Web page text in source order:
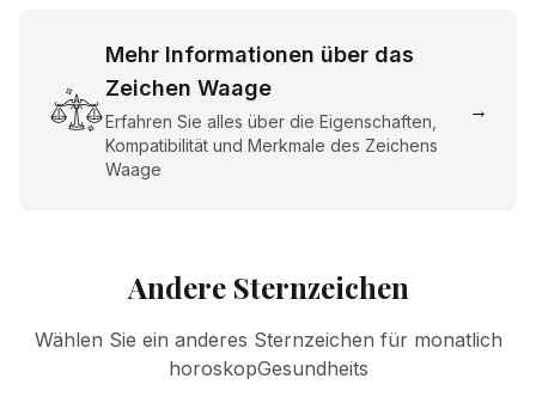
Mehr Informationen über das
Zeichen Waage
Erfahren Sie alles über die Eigenschaften,
Kompatibilität und Merkmale des Zeichens
Waage
→
Andere Sternzeichen
Wählen Sie ein anderes Sternzeichen für monatlich
horoskopGesundheits